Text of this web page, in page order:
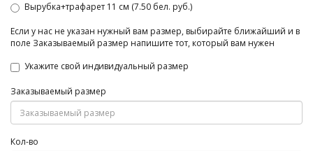
Вырубка+трафарет 11 см (7.50 бел. руб.)
Если у нас не указан нужный вам размер, выбирайте ближайший и в
поле Заказываемый размер напишите тот, который вам нужен
Укажите свой индивидуальный размер
Заказываемый размер
Кол-во